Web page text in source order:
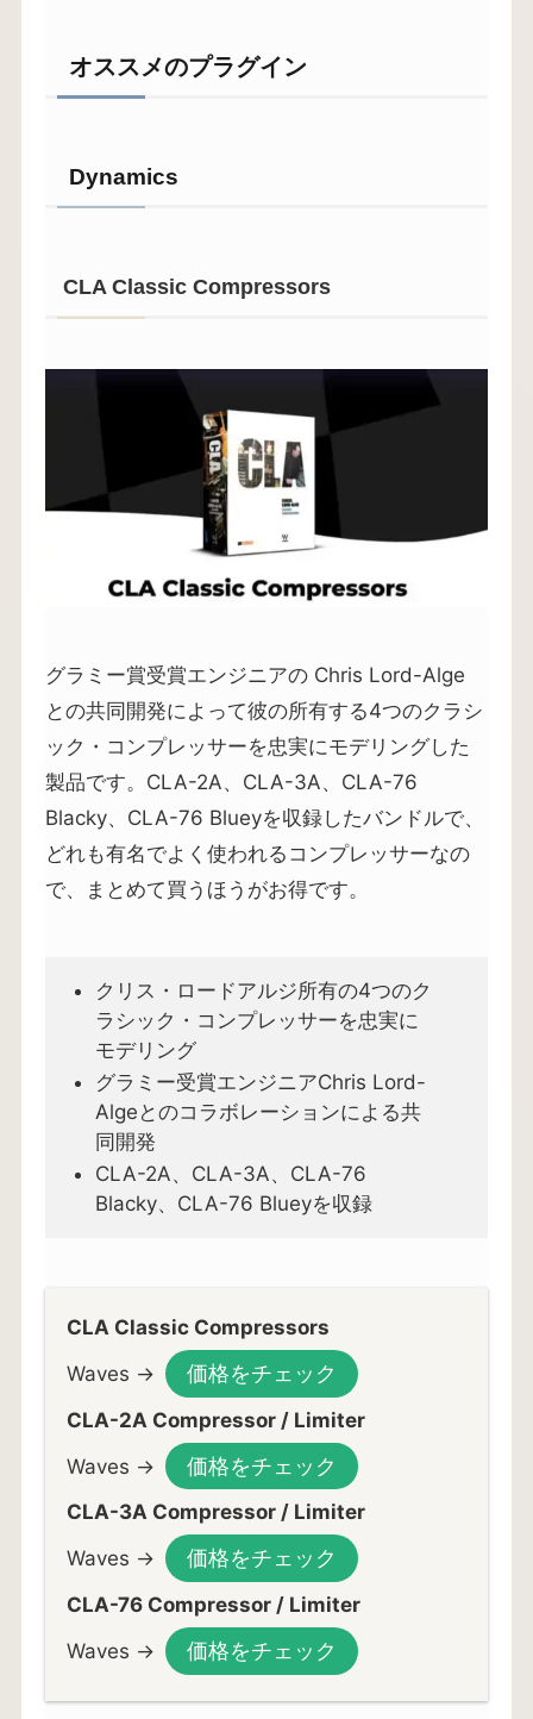
オススメのプラグイン
Dynamics
CLA Classic Compressors
グラミー賞受賞エンジニアの Chris Lord-Alge
との共同開発によって彼の所有する4つのクラシ
ック・コンプレッサーを忠実にモデリングした
製品です。CLA-2A、CLA-3A、CLA-76
Blacky、CLA-76 Blueyを収録したバンドルで、
どれも有名でよく使われるコンプレッサーなの
で、まとめて買うほうがお得です。
クリス・ロードアルジ所有の4つのク
ラシック・コンプレッサーを忠実に
モデリング
グラミー受賞エンジニアChris Lord-
Algeとのコラボレーションによる共
同開発
CLA-2A、CLA-3A、CLA-76
Blacky、CLA-76 Blueyを収録
CLA Classic Compressors
Waves →
価格をチェック
CLA-2A Compressor / Limiter
Waves →
価格をチェック
CLA-3A Compressor / Limiter
Waves →
価格をチェック
CLA-76 Compressor / Limiter
Waves →
価格をチェック